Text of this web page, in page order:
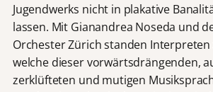
Jugendwerks nicht in plakative
lassen. Mit Gianandrea Noseda und
Orchester Zürich standen
welche dieser vorwärtsdrängenden,
zerklüfteten und mutigen